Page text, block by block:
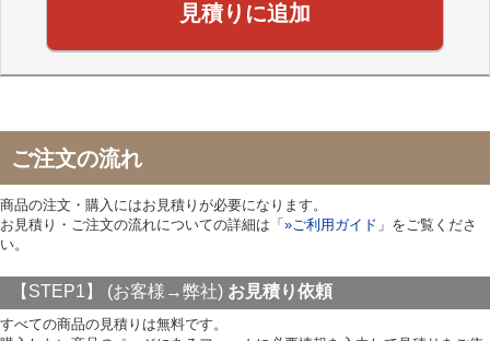
見積りに追加
ご注文の流れ
商品の注文・購入にはお見積りが必要になります。
お見積り・ご注文の流れについての詳細は「 »ご利用ガイド 」をご覧くださ
い。
【STEP1】 (お客様→弊社) お見積り依頼
すべての商品の見積りは無料です。